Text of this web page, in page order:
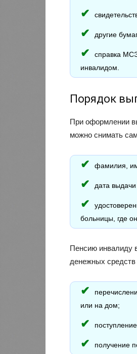
другие
справка
инвалидом.
Порядок
При оформлении
можно снимать
фамилия,
дата
больницы, где
Пенсию инвалиду
денежных
или на дом;
получение